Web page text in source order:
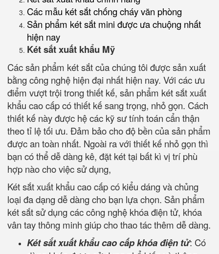
Các mẫu két sắt chống cháy văn phòng
Sản phẩm két sắt mini được ưa chuộng nhất
hiện nay
Két sắt xuất khẩu Mỹ
Các sản phẩm két sắt của chúng tôi được sản xuất
bằng công nghệ hiện đại nhất hiện nay. Với các ưu
điểm vượt trội trong thiết kế, sản phẩm két sắt xuất
khẩu cao cấp có thiết kế sang trọng, nhỏ gọn. Cách
thiết kế này được hệ các kỹ sư tính toán cẩn thận
theo tỉ lệ tối ưu. Đảm bảo cho độ bền của sản phẩm
được an toàn nhất. Ngoài ra với thiết kế nhỏ gọn thì
bạn có thể dễ dàng kê, đặt két tại bất kì vị trí phù
hợp nào cho việc sử dụng,
Két sắt xuất khẩu cao cấp có kiểu dáng và chủng
loại đa dạng dễ dàng cho bạn lựa chọn. Sản phẩm
két sắt sử dụng các công nghệ khóa điện tử, khóa
vân tay thông minh giúp cho thao tác thêm dễ dàng.
Két sắt xuất khẩu cao cấp khóa điện tử: Có